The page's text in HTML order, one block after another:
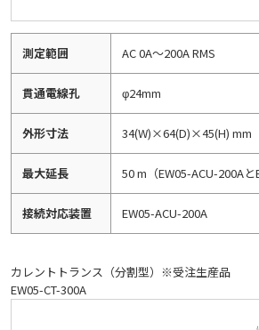
測定範囲 AC 0A～200A RMS
貫通電線孔 φ24mm
外形寸法 34(W)×64(D)×45(H) mm
最大延長 50 m（EW05-ACU-200Aと
接続対応装置 EW05-ACU-200A
カレントトランス（分割型）※受注生産品
EW05-CT-300A